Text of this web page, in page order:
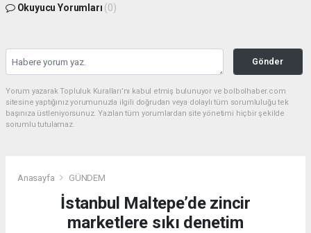
Okuyucu Yorumları (0)
Gönder
Yorum yazarak Topluluk Kuralları’nı kabul etmiş bulunuyor ve bolbolhaber.com
sitesine yaptığınız yorumunuzla ilgili doğrudan veya dolaylı tüm sorumluluğu tek
başınıza üstleniyorsunuz. Yazılan tüm yorumlardan site yönetimi hiçbir şekilde
sorumlu tutulamaz.
Anasayfa GÜNDEM
İstanbul Maltepe’de zincir
marketlere sıkı denetim